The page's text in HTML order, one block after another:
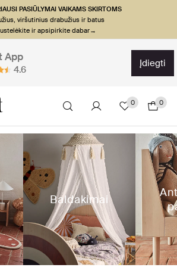
PASIŪLYMAI VAIKAMS SKIRTOMS
viršutinius drabužius ir batus
ir apsipirkite dabar→
App
4.6
įdiegti
0 0
Baldakimai